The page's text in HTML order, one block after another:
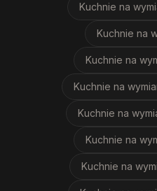
Kuchnie na
Kuchnie na
Kuchnie na
Kuchnie na
Kuchnie na
Kuchnie na
Kuchnie na